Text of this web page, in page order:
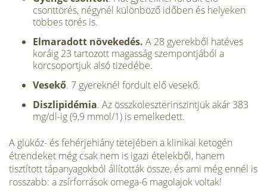
csonttörés, négynél különböző időben és helyeken
többes törés is.
Elmaradott növekedés. A 28 gyerekből hatéves
koráig 23 tartozott magasság szempontjából a
korcsoportjuk alsó tizedébe.
Vesekő. 7 gyereknél fordult elő vesekő.
Diszlipidémia. Az összkoleszterinszintjük akár 383
mg/dl-ig (9,9 mmol/1) is emelkedett.
A glükóz- és fehérjehiány tetejében a klinikai ketogén
étrendeket még csak nem is igazi ételekből, hanem
tisztított tápanyagokból állították össze, és ami még ennél is
rosszabb: a zsírforrások omega-6 magolajok voltak!